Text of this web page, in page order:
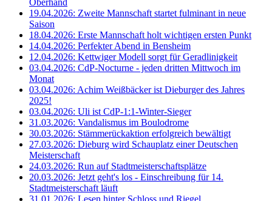
Oberhand
19.04.2026: Zweite Mannschaft startet fulminant in neue
Saison
18.04.2026: Erste Mannschaft holt wichtigen ersten Punkt
14.04.2026: Perfekter Abend in Bensheim
12.04.2026: Kettwiger Modell sorgt für Geradlinigkeit
03.04.2026: CdP-Nocturne - jeden dritten Mittwoch im
Monat
03.04.2026: Achim Weißbäcker ist Dieburger des Jahres
2025!
03.04.2026: Uli ist CdP-1:1-Winter-Sieger
31.03.2026: Vandalismus im Boulodrome
30.03.2026: Stämmerückaktion erfolgreich bewältigt
27.03.2026: Dieburg wird Schauplatz einer Deutschen
Meisterschaft
24.03.2026: Run auf Stadtmeisterschaftsplätze
20.03.2026: Jetzt geht's los - Einschreibung für 14.
Stadtmeisterschaft läuft
31.01.2026: Lesen hinter Schloss und Riegel